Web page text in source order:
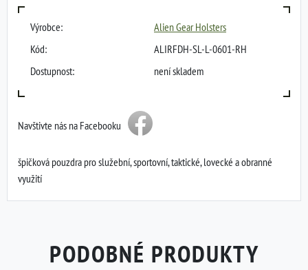
Výrobce:
Alien Gear Holsters
Kód:
ALIRFDH-SL-L-0601-RH
Dostupnost:
není skladem
Navštivte nás na Facebooku
špičková pouzdra pro služební, sportovní, taktické, lovecké a obranné
využití
PODOBNÉ PRODUKTY